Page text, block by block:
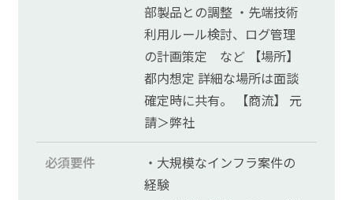
部製品との調整 ・先端技術
利用ルール検討、ログ管理
の計画策定 など 【場所】
都内想定 詳細な場所は面談
確定時に共有。 【商流】 元
請＞弊社
必須要件
・大規模なインフラ案件の
経験